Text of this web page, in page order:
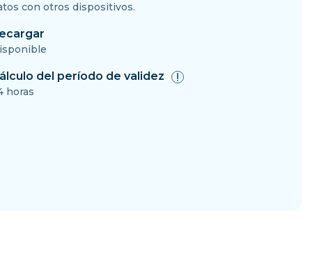
con otros dispositivos.
del período de validez
horas